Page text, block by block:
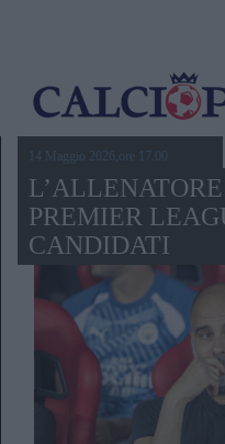
14 Maggio 2026,ore 17.00
PREMIER
CANDIDATI